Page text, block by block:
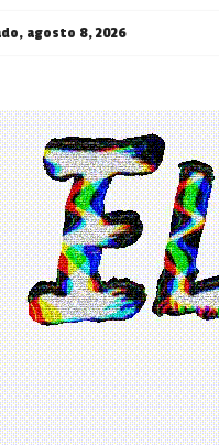
agosto 8, 2026
ツ)_/